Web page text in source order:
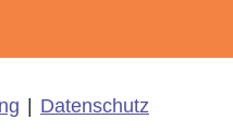
Datenschutz